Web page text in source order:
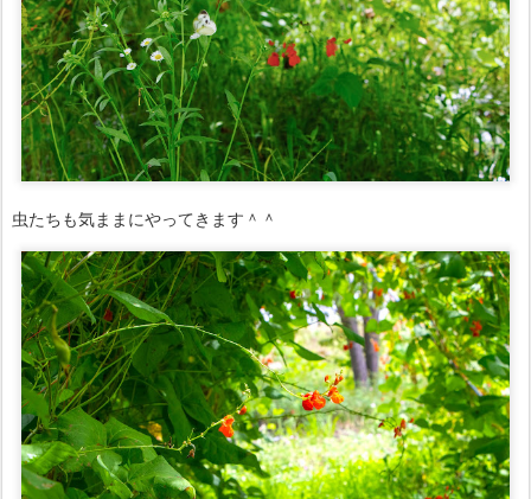
虫たちも気ままにやってきます＾＾